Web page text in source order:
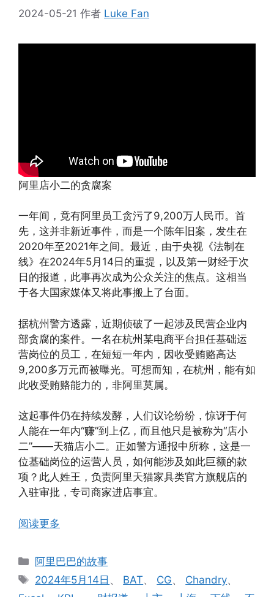
2024-05-21 作者 Luke Fan
阿里店小二的贪腐案
一年间，竟有阿里员工贪污了9,200万人民币。首
先，这并非新近事件，而是一个陈年旧案，发生在
2020年至2021年之间。最近，由于央视《法制在
线》在2024年5月14日的重提，以及第一财经于次
日的报道，此事再次成为公众关注的焦点。这相当
于各大国家媒体又将此事搬上了台面。
据杭州警方透露，近期侦破了一起涉及民营企业内
部贪腐的案件。一名在杭州某电商平台担任基础运
营岗位的员工，在短短一年内，因收受贿赂高达
9,200多万元而被曝光。可想而知，在杭州，能有如
此收受贿赂能力的，非阿里莫属。
这起事件仍在持续发酵，人们议论纷纷，惊讶于何
人能在一年内“赚”到上亿，而且他只是被称为“店小
二”——天猫店小二。正如警方通报中所称，这是一
位基础岗位的运营人员，如何能涉及如此巨额的款
项？此人姓王，负责阿里天猫家具类官方旗舰店的
入驻审批，专司商家进店事宜。
阅读更多
分
类
阿里巴巴的故事
标
签
2024年5月14日 、 BAT、 CG、 Chandry、